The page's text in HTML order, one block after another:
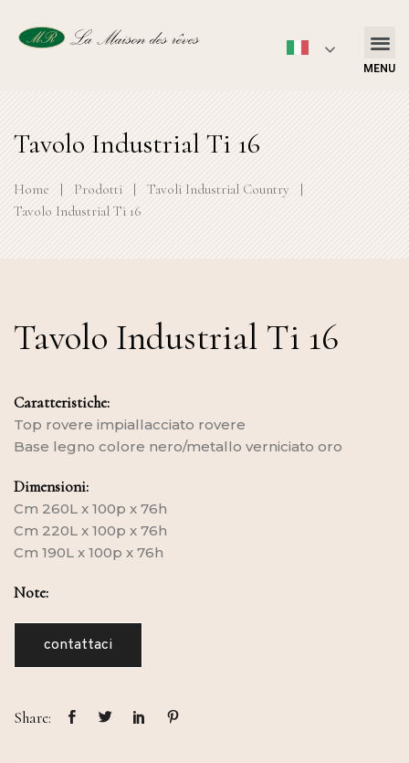
MENU
Tavolo Industrial Ti 16
Home | Prodotti | Tavoli Industrial Country
|
Tavolo Industrial Ti 16
Tavolo Industrial Ti 16
Caratteristiche:
Top rovere impiallacciato rovere
Base legno colore nero/metallo verniciato oro
Dimensioni:
Cm 260L x 100p x 76h
Cm 220L x 100p x 76h
Cm 190L x 100p x 76h
Note:
contattaci
Share: